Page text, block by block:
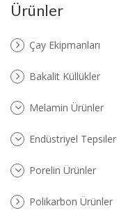
Ürünler
Çay Ekipmanları
Bakalit Küllükler
Melamin Ürünler
Endüstriyel Tepsiler
Porelin Ürünler
Polikarbon Ürünler